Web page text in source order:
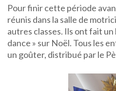
Pour finir cette période
réunis dans la salle de
autres classes. Ils ont fait un
dance » sur Noël. Tous les
un goûter, distribué par le